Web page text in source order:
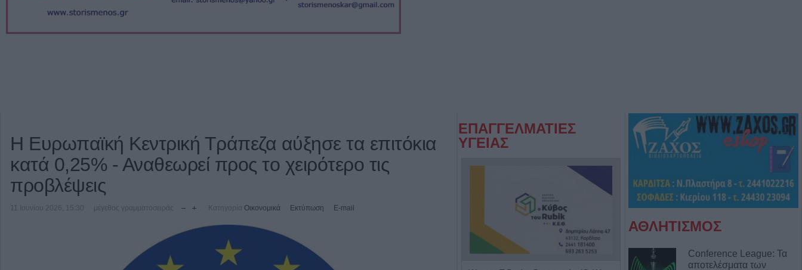
Η Ευρωπαϊκή Κεντρική Τράπεζα αύξησε τα επιτόκια
κατά 0,25% - Αναθεωρεί προς το χειρότερο τις
προβλέψεις
11 Ιουνίου 2026, 15:30 μέγεθος γραμματοσειράς Κατηγορία Οικονομικά Εκτύπωση E-mail
ΕΠΑΓΓΕΛΜΑΤΙΕΣ
ΥΓΕΙΑΣ
ΑΘΛΗΤΙΣΜΟΣ
Conference League: Τα
αποτελέσματα των